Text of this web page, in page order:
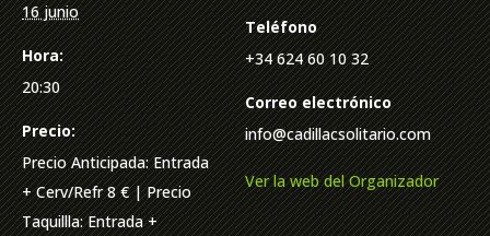
16 junio
Hora:
20:30
Precio:
Precio Anticipada: Entrada
+ Cerv/Refr 8 € | Precio
Taquillla: Entrada +
Teléfono
+34 624 60 10 32
Correo electrónico
info@cadillacsolitario.com
Ver la web del Organizador